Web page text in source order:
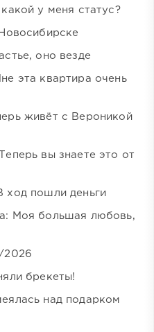
у меня статус?
оно везде
эта квартира очень
живёт с Вероникой
вы знаете это от
ход пошли деньги
Моя большая любовь,
2026
брекеты!
над подарком